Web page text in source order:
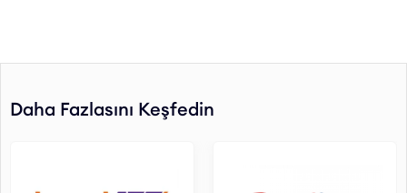
Daha Fazlasını Keşfedin